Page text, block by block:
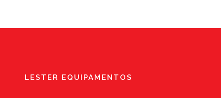
LESTER EQUIPAMENTOS